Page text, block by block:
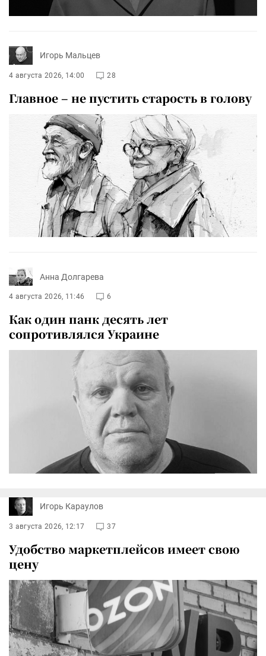
Игорь Мальцев
4 августа 2026, 14:00 28
Главное – не пустить старость в голову
Анна Долгарева
4 августа 2026, 11:46 6
Как один панк десять лет
сопротивлялся Украине
Игорь Караулов
3 августа 2026, 12:17 37
Удобство маркетплейсов имеет свою
цену